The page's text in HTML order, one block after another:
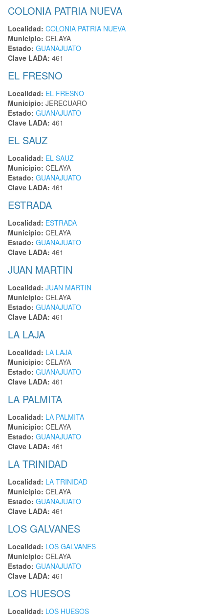
COLONIA PATRIA NUEVA
Localidad: COLONIA PATRIA NUEVA
Municipio: CELAYA
Estado: GUANAJUATO
Clave LADA: 461
EL FRESNO
Localidad: EL FRESNO
Municipio: JERECUARO
Estado: GUANAJUATO
Clave LADA: 461
EL SAUZ
Localidad: EL SAUZ
Municipio: CELAYA
Estado: GUANAJUATO
Clave LADA: 461
ESTRADA
Localidad: ESTRADA
Municipio: CELAYA
Estado: GUANAJUATO
Clave LADA: 461
JUAN MARTIN
Localidad: JUAN MARTIN
Municipio: CELAYA
Estado: GUANAJUATO
Clave LADA: 461
LA LAJA
Localidad: LA LAJA
Municipio: CELAYA
Estado: GUANAJUATO
Clave LADA: 461
LA PALMITA
Localidad: LA PALMITA
Municipio: CELAYA
Estado: GUANAJUATO
Clave LADA: 461
LA TRINIDAD
Localidad: LA TRINIDAD
Municipio: CELAYA
Estado: GUANAJUATO
Clave LADA: 461
LOS GALVANES
Localidad: LOS GALVANES
Municipio: CELAYA
Estado: GUANAJUATO
Clave LADA: 461
LOS HUESOS
Localidad: LOS HUESOS